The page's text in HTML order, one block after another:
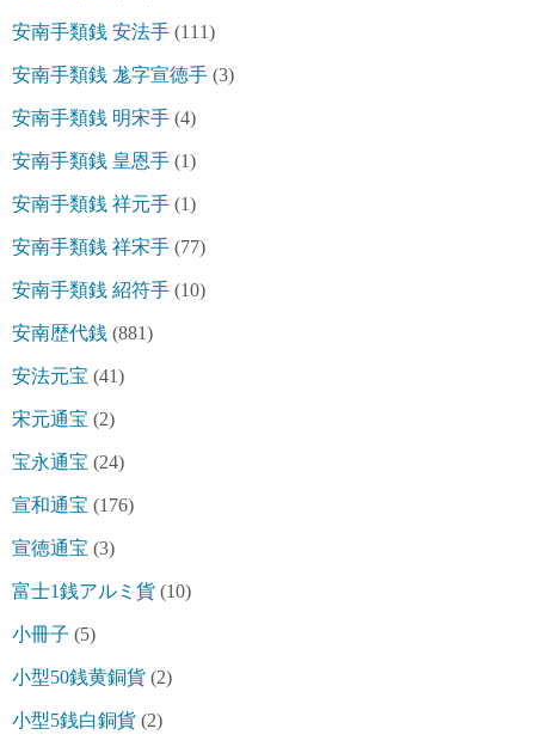
安南手類銭 安法手 (111)
安南手類銭 尨字宣徳手 (3)
安南手類銭 明宋手 (4)
安南手類銭 皇恩手 (1)
安南手類銭 祥元手 (1)
安南手類銭 祥宋手 (77)
安南手類銭 紹符手 (10)
安南歴代銭 (881)
安法元宝 (41)
宋元通宝 (2)
宝永通宝 (24)
宣和通宝 (176)
宣徳通宝 (3)
富士1銭アルミ貨 (10)
小冊子 (5)
小型50銭黄銅貨 (2)
小型5銭白銅貨 (2)